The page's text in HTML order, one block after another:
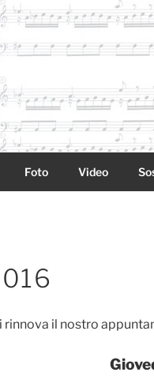
Foto Video
rinnova il nostro